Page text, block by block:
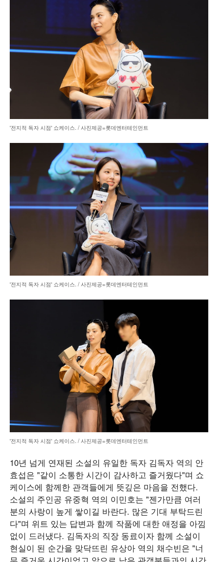
'전지적 독자 시점' 쇼케이스. / 사진제공=롯데엔터테인먼트
'전지적 독자 시점' 쇼케이스. / 사진제공=롯데엔터테인먼트
'전지적 독자 시점' 쇼케이스. / 사진제공=롯데엔터테인먼트
10년 넘게 연재된 소설의 유일한 독자 김독자 역의 안
효섭은 "같이 소통한 시간이 감사하고 즐거웠다"며 쇼
케이스에 함께한 관객들에게 뜻깊은 마음을 전했다.
소설의 주인공 유중혁 역의 이민호는 "젠가만큼 여러
분의 사랑이 높게 쌓이길 바란다. 많은 기대 부탁드린
다"며 위트 있는 답변과 함께 작품에 대한 애정을 아낌
없이 드러냈다. 김독자의 직장 동료이자 함께 소설이
현실이 된 순간을 맞닥뜨린 유상아 역의 채수빈은 "너